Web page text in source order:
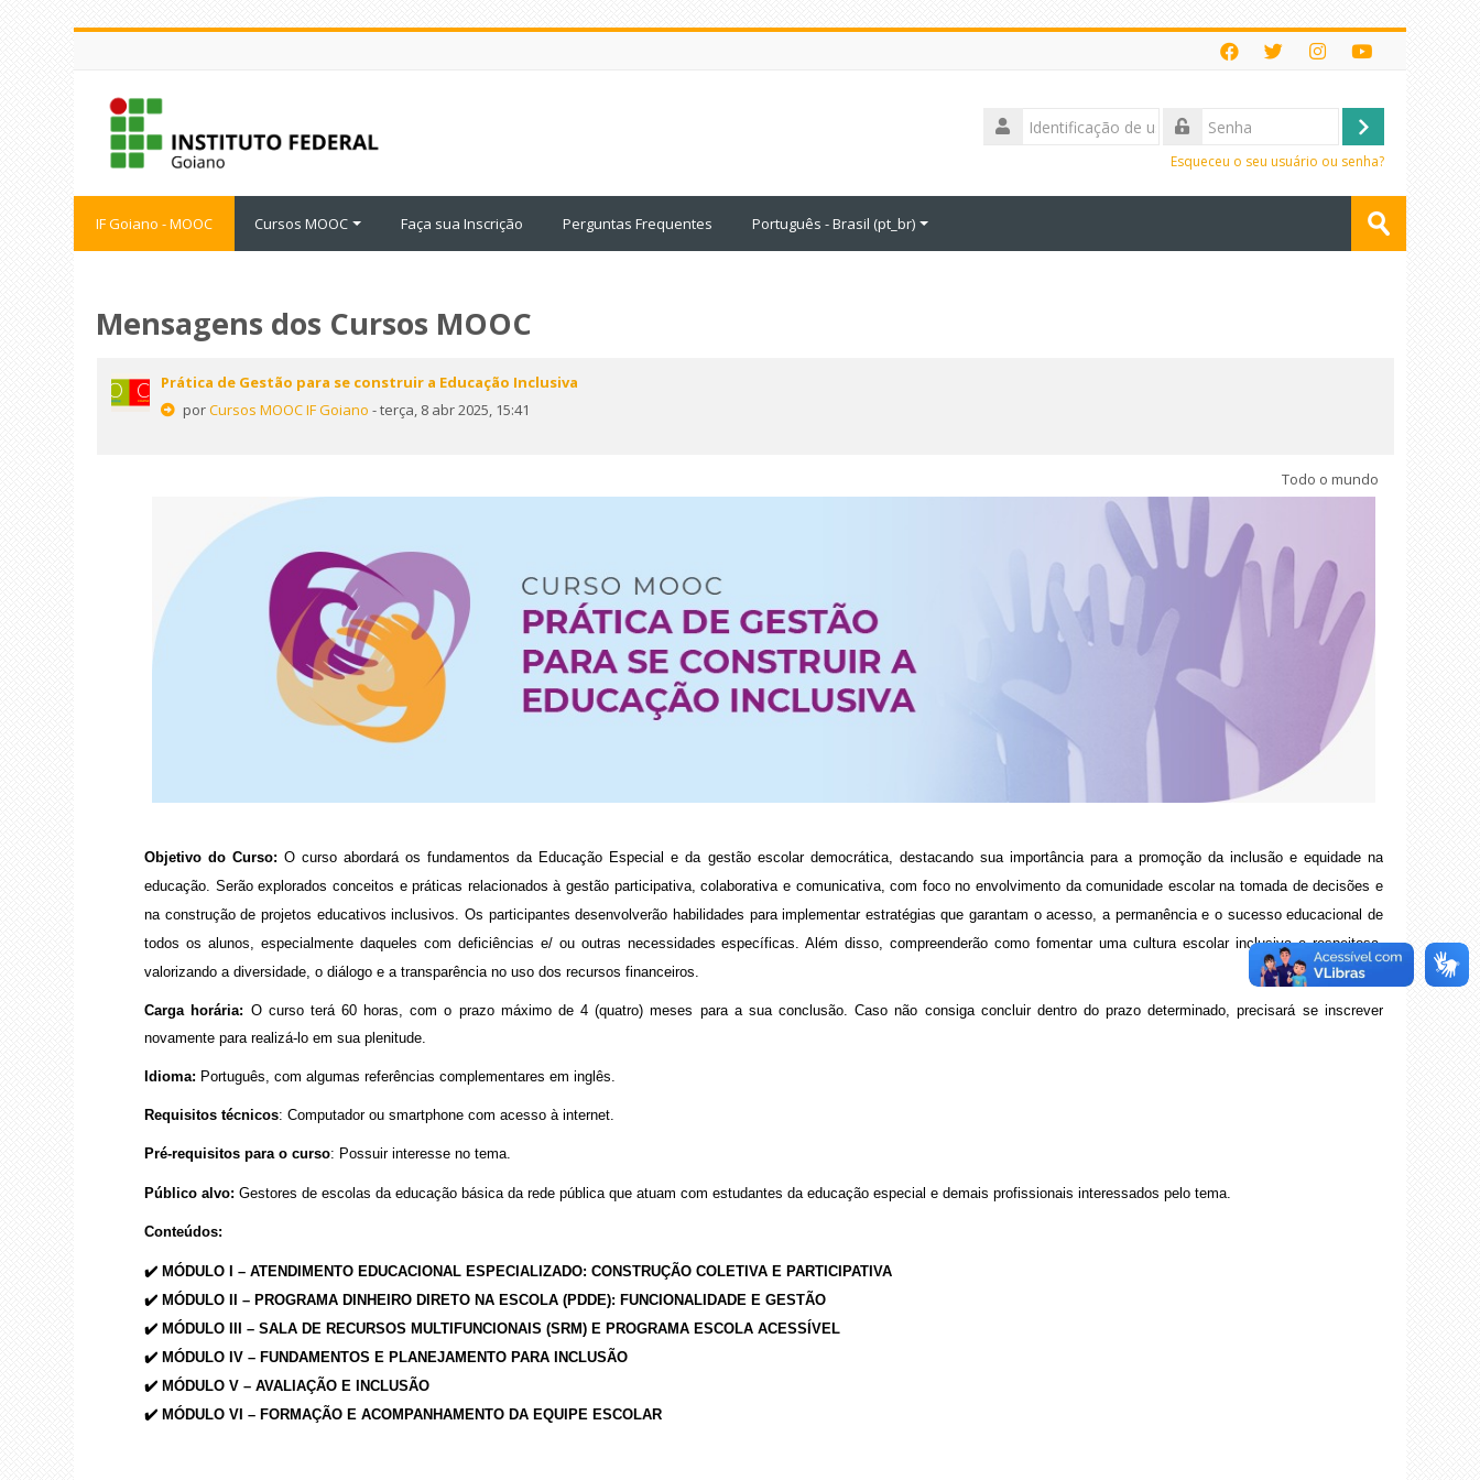
Identificação
de
Acessar
Esqueceu o seu usuário ou senha?
IF Goiano - MOOC Cursos MOOC Faça sua Inscrição Perguntas Frequentes Português - Brasil ‎(pt_br)‎ Enviar
Mensagens dos Cursos MOOC
Prática de Gestão para se construir a Educação Inclusiva
porCursos MOOC IF Goiano - terça, 8 abr 2025, 15:41
Todo o mundo
Objetivo do Curso: O curso abordará os fundamentos da Educação Especial e da gestão escolar democrática, destacando sua importância para a promoção da inclusão e equidade na
educação. Serão explorados conceitos e práticas relacionados à gestão participativa, colaborativa e comunicativa, com foco no envolvimento da comunidade escolar na tomada de decisões e
na construção de projetos educativos inclusivos. Os participantes desenvolverão habilidades para implementar estratégias que garantam o acesso, a permanência e o sucesso educacional de
todos os alunos, especialmente daqueles com deficiências e/ ou outras necessidades específicas. Além disso, compreenderão como fomentar uma cultura escolar inclusiva e respeitosa,
valorizando a diversidade, o diálogo e a transparência no uso dos recursos financeiros.
Carga horária: O curso terá 60 horas, com o prazo máximo de 4 (quatro) meses para a sua conclusão. Caso não consiga concluir dentro do prazo determinado, precisará se inscrever
novamente para realizá-lo em sua plenitude.
Idioma: Português, com algumas referências complementares em inglês.
Requisitos técnicos: Computador ou smartphone com acesso à internet.
Pré-requisitos para o curso: Possuir interesse no tema.
Público alvo:Gestores de escolas da educação básica da rede pública que atuam com estudantes da educação especial e demais profissionais interessados pelo tema.
Conteúdos:
✔️ MÓDULO I – ATENDIMENTO EDUCACIONAL ESPECIALIZADO: CONSTRUÇÃO COLETIVA E PARTICIPATIVA
✔️ MÓDULO II – PROGRAMA DINHEIRO DIRETO NA ESCOLA (PDDE): FUNCIONALIDADE E GESTÃO
✔️ MÓDULO III –SALA DE RECURSOS MULTIFUNCIONAIS (SRM) E PROGRAMA ESCOLA ACESSÍVEL
✔️ MÓDULO IV – FUNDAMENTOS E PLANEJAMENTO PARA INCLUSÃO
✔️ MÓDULO V – AVALIAÇÃO E INCLUSÃO
✔️ MÓDULO VI – FORMAÇÃO E ACOMPANHAMENTO DA EQUIPE ESCOLAR